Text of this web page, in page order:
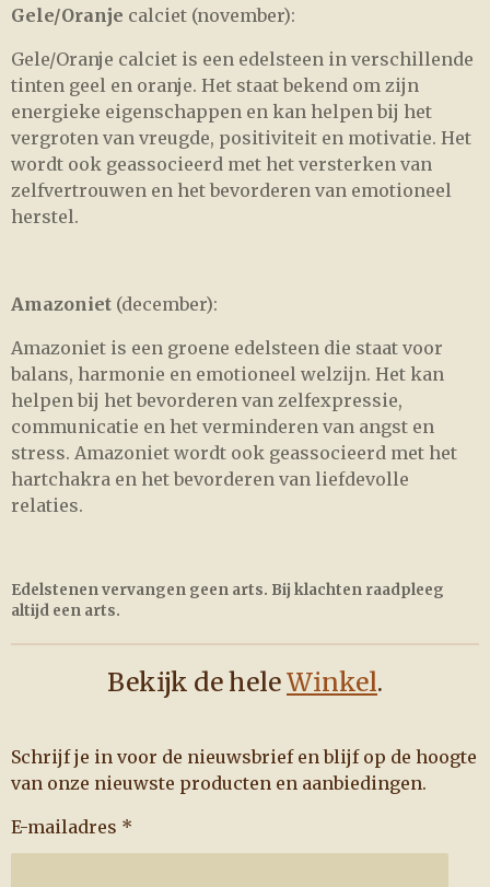
Gele/Oranje calciet (november):
Gele/Oranje calciet is een edelsteen in verschillende
tinten geel en oranje. Het staat bekend om zijn
energieke eigenschappen en kan helpen bij het
vergroten van vreugde, positiviteit en motivatie. Het
wordt ook geassocieerd met het versterken van
zelfvertrouwen en het bevorderen van emotioneel
herstel.
Amazoniet (december):
Amazoniet is een groene edelsteen die staat voor
balans, harmonie en emotioneel welzijn. Het kan
helpen bij het bevorderen van zelfexpressie,
communicatie en het verminderen van angst en
stress. Amazoniet wordt ook geassocieerd met het
hartchakra en het bevorderen van liefdevolle
relaties.
Edelstenen vervangen geen arts. Bij klachten raadpleeg
altijd een arts.
Bekijk de heleWinkel.
Schrijf je in voor de nieuwsbrief en blijf op de hoogte
van onze nieuwste producten en aanbiedingen.
E-mailadres *